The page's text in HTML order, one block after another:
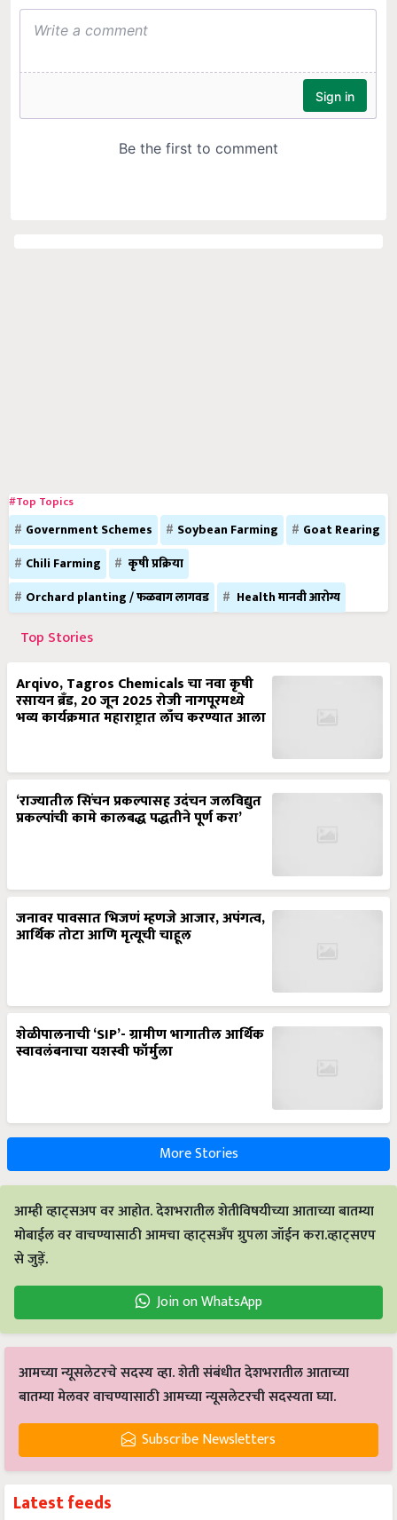
#Top Topics
Government Schemes Soybean Farming
Goat Rearing
Chili Farming
कृषी प्रक्रिया
Orchard planting / फळबाग लागवड
Health मानवी आरोग्य
Top Stories
Arqivo, Tagros Chemicals चा नवा कृषी
रसायन ब्रँड, 20 जून 2025 रोजी नागपूरमध्ये
भव्य कार्यक्रमात महाराष्ट्रात लाँच करण्यात आला
‘राज्यातील सिंचन प्रकल्पासह उदंचन जलविद्युत
प्रकल्पांची कामे कालबद्ध पद्धतीने पूर्ण करा’
जनावर पावसात भिजणं म्हणजे आजार, अपंगत्व,
आर्थिक तोटा आणि मृत्यूची चाहूल
शेळीपालनाची ‘SIP’- ग्रामीण भागातील आर्थिक
स्वावलंबनाचा यशस्वी फॉर्मुला
More Stories
आम्ही व्हाट्सअप वर आहोत. देशभरातील शेतीविषयीच्या आताच्या बातम्या
मोबाईल वर वाचण्यासाठी आमचा व्हाट्सअँप ग्रुपला जॉईन करा.व्हाट्सएप
से जुड़ें.
Join on WhatsApp
आमच्या न्यूसलेटरचे सदस्य व्हा. शेती संबंधीत देशभरातील आताच्या
बातम्या मेलवर वाचण्यासाठी आमच्या न्यूसलेटरची सदस्यता घ्या.
Subscribe Newsletters
Latest feeds